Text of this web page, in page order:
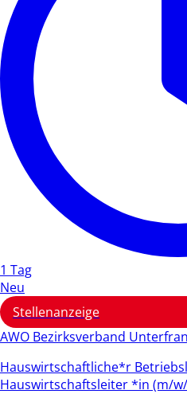
1 Tag
Neu
Stellenanzeige
AWO Bezirksverband
Hauswirtschaftliche*r
Hauswirtschaftsleiter *in (m/